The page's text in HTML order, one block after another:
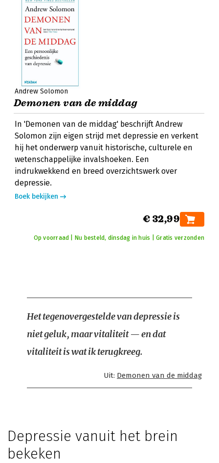
Andrew Solomon
Demonen van de middag
In 'Demonen van de middag' beschrijft Andrew
Solomon zijn eigen strijd met depressie en verkent
hij het onderwerp vanuit historische, culturele en
wetenschappelijke invalshoeken. Een
indrukwekkend en breed overzichtswerk over
depressie.
Boek bekijken
€ 32,99
Op voorraad | Nu besteld, dinsdag in huis | Gratis verzonden
Het tegenovergestelde van depressie is
niet geluk, maar vitaliteit — en dat
vitaliteit is wat ik terugkreeg.
Uit: Demonen van de middag
Depressie vanuit het brein
bekeken